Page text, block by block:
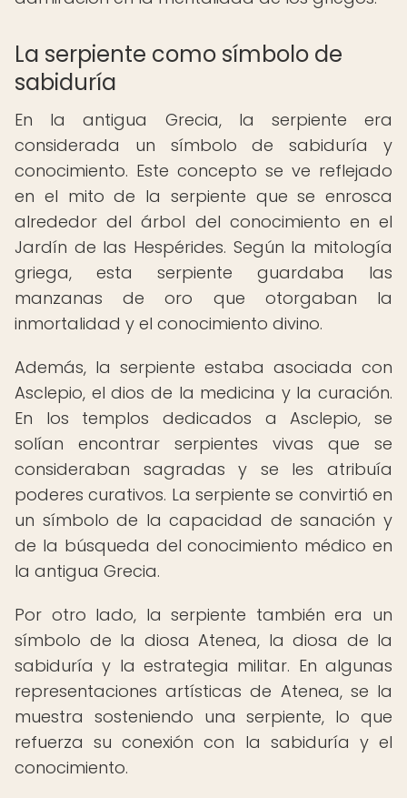
La serpiente como símbolo de
sabiduría
En la antigua Grecia, la serpiente era
considerada un símbolo de sabiduría y
conocimiento. Este concepto se ve reflejado
en el mito de la serpiente que se enrosca
alrededor del árbol del conocimiento en el
Jardín de las Hespérides. Según la mitología
griega, esta serpiente guardaba las
manzanas de oro que otorgaban la
inmortalidad y el conocimiento divino.
Además, la serpiente estaba asociada con
Asclepio, el dios de la medicina y la curación.
En los templos dedicados a Asclepio, se
solían encontrar serpientes vivas que se
consideraban sagradas y se les atribuía
poderes curativos. La serpiente se convirtió en
un símbolo de la capacidad de sanación y
de la búsqueda del conocimiento médico en
la antigua Grecia.
Por otro lado, la serpiente también era un
símbolo de la diosa Atenea, la diosa de la
sabiduría y la estrategia militar. En algunas
representaciones artísticas de Atenea, se la
muestra sosteniendo una serpiente, lo que
refuerza su conexión con la sabiduría y el
conocimiento.